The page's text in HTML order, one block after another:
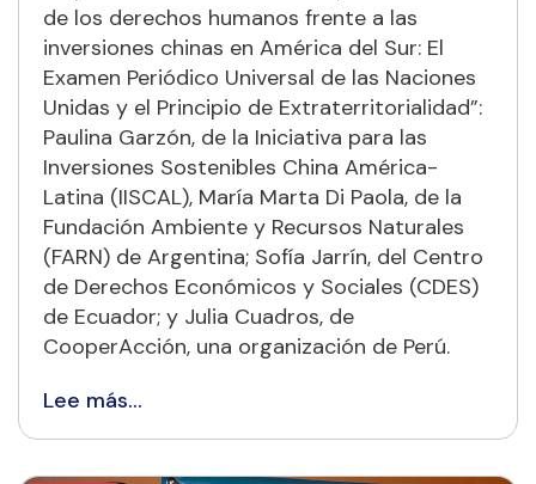
de los derechos humanos frente a las
inversiones chinas en América del Sur: El
Examen Periódico Universal de las Naciones
Unidas y el Principio de Extraterritorialidad”:
Paulina Garzón, de la Iniciativa para las
Inversiones Sostenibles China América-
Latina (IISCAL), María Marta Di Paola, de la
Fundación Ambiente y Recursos Naturales
(FARN) de Argentina; Sofía Jarrín, del Centro
de Derechos Económicos y Sociales (CDES)
de Ecuador; y Julia Cuadros, de
CooperAcción, una organización de Perú.
Lee más…